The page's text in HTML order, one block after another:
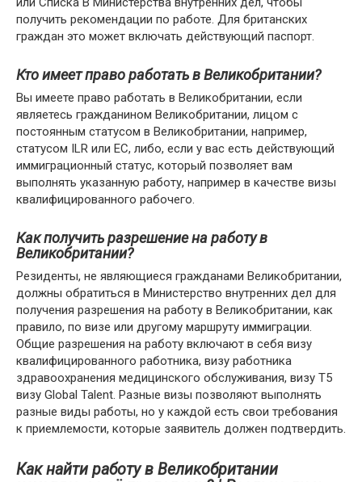
получить рекомендации по работе. Для британских
граждан это может включать действующий паспорт.
Кто имеет право работать в Великобритании?
Вы имеете право работать в Великобритании, если
являетесь гражданином Великобритании, лицом с
постоянным статусом в Великобритании, например,
статусом ILR или ЕС, либо, если у вас есть действующий
иммиграционный статус, который позволяет вам
выполнять указанную работу, например в качестве визы
квалифицированного рабочего.
Как получить разрешение на работу в
Великобритании?
Резиденты, не являющиеся гражданами Великобритании,
должны обратиться в Министерство внутренних дел для
получения разрешения на работу в Великобритании, как
правило, по визе или другому маршруту иммиграции.
Общие разрешения на работу включают в себя визу
квалифицированного работника, визу работника
здравоохранения медицинского обслуживания, визу T5
визу Global Talent. Разные визы позволяют выполнять
разные виды работы, но у каждой есть свои требования
к приемлемости, которые заявитель должен подтвердить.
Как найти работу в Великобритании